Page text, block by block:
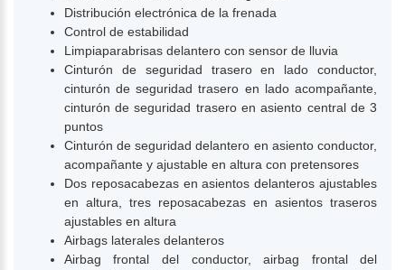
Distribución electrónica de la frenada
Control de estabilidad
Limpiaparabrisas delantero con sensor de lluvia
Cinturón de seguridad trasero en lado conductor,
cinturón de seguridad trasero en lado acompañante,
cinturón de seguridad trasero en asiento central de 3
puntos
Cinturón de seguridad delantero en asiento conductor,
acompañante y ajustable en altura con pretensores
Dos reposacabezas en asientos delanteros ajustables
en altura, tres reposacabezas en asientos traseros
ajustables en altura
Airbags laterales delanteros
Airbag frontal del conductor, airbag frontal del